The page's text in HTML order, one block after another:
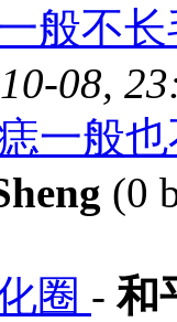
般不
08,
一般
(0
圈 -和